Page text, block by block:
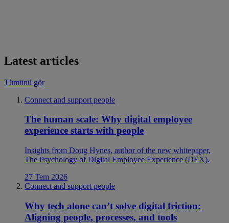
Latest articles
Tümünü gör
Connect and support people
The human scale: Why digital employee
experience starts with people
Insights from Doug Hynes, author of the new whitepaper,
The Psychology of Digital Employee Experience (DEX).
27 Tem 2026
Connect and support people
Why tech alone can’t solve digital friction:
Aligning people, processes, and tools